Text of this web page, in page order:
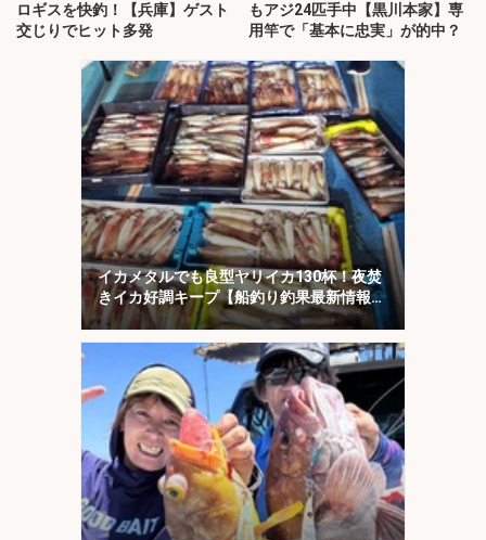
ロギスを快釣！【兵庫】ゲスト
交じりでヒット多発
もアジ24匹手中【黒川本家】専
用竿で「基本に忠実」が的中？
イカメタルでも良型ヤリイカ130杯！夜焚
きイカ好調キープ【船釣り釣果最新情報13
選・玄界灘】